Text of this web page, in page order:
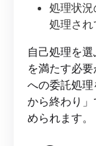
処理状
処理され
自己処理を
を満たす必
への委託処
から終わり
められます。